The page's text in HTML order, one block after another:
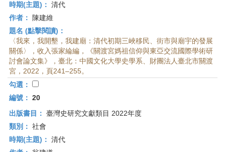
時期(主題)： 清代
作者：
陳建維
題名 (點擊閱讀)：
〈我來，我開墾，我建廟：清代初期三峽移民、街市與廟宇的發展
關係〉，收入張家綸編，《關渡宮媽祖信仰與東亞交流國際學術研
討會論文集》，臺北：中國文化大學史學系、財團法人臺北市關渡
宮，2022，頁241–255。
勾選：
編號： 20
出版書目： 臺灣史研究文獻類目 2022年度
類別： 社會
時期(主題)： 清代